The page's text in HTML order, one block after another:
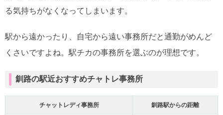
る気持ちがなくなってしまいます。
駅から遠かったり、自宅から遠い事務所だと通勤がめんど
くさいですよね。駅チカの事務所を選ぶのが理想です。
釧路の駅近おすすめチャトレ事務所
チャットレディ事務所 釧路駅からの距離